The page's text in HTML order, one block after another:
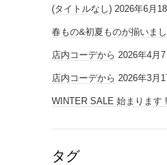
(タイトルなし) 2026年6月18
春もの&初夏ものが揃いま
店内コーデから 2026年4月7
店内コーデから 2026年3月
WINTER SALE 始まります
タグ